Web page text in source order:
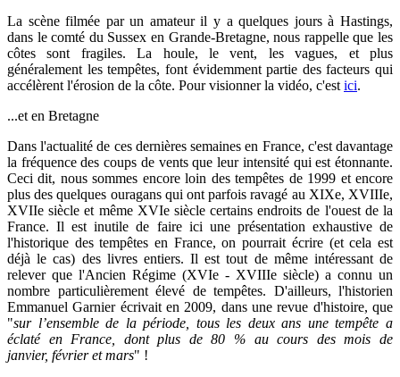
La scène filmée par un amateur il y a quelques jours à Hastings,
dans le comté du Sussex en Grande-Bretagne, nous rappelle que les
côtes sont fragiles. La houle, le vent, les vagues, et plus
généralement les tempêtes, font évidemment partie des facteurs qui
accélèrent l'érosion de la côte. Pour visionner la vidéo, c'est ici.
...et en Bretagne
Dans l'actualité de ces dernières semaines en France, c'est davantage
la fréquence des coups de vents que leur intensité qui est étonnante.
Ceci dit, nous sommes encore loin des tempêtes de 1999 et encore
plus des quelques ouragans qui ont parfois ravagé au XIXe, XVIIIe,
XVIIe siècle et même XVIe siècle certains endroits de l'ouest de la
France. Il est inutile de faire ici une présentation exhaustive de
l'historique des tempêtes en France, on pourrait écrire (et cela est
déjà le cas) des livres entiers. Il est tout de même intéressant de
relever que l'Ancien Régime (XVIe - XVIIIe siècle) a connu un
nombre particulièrement élevé de tempêtes. D'ailleurs, l'historien
Emmanuel Garnier écrivait en 2009, dans une revue d'histoire, que
"sur l’ensemble de la période, tous les deux ans une tempête a
éclaté en France, dont plus de 80 % au cours des mois de
janvier, février et mars" !